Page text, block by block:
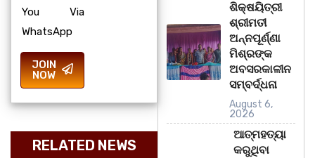
You Via
WhatsApp
JOIN
NOW
RELATED NEWS
ଶିକ୍ଷୟିତ୍ରୀ
ଶ୍ରୀମତୀ
ଅନ୍ନପୂର୍ଣ୍ଣା
ମିଶ୍ରଙ୍କ
ଅବସରକାଳୀନ
ସମ୍ବର୍ଦ୍ଧନା
August 6,
2026
ଆତ୍ମହତ୍ୟା
କରୁଥିବା